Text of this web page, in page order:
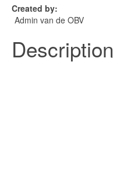
Created by:
Admin van de OBV
Description